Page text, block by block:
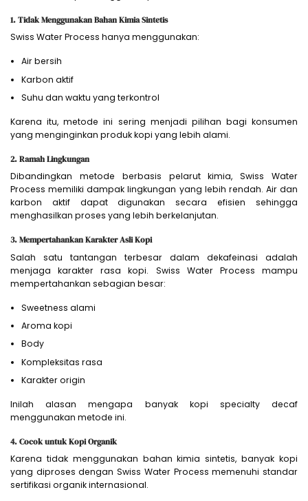
1. Tidak Menggunakan Bahan Kimia Sintetis
Swiss Water Process hanya menggunakan:
Air bersih
Karbon aktif
Suhu dan waktu yang terkontrol
Karena itu, metode ini sering menjadi pilihan bagi konsumen
yang menginginkan produk kopi yang lebih alami.
2. Ramah Lingkungan
Dibandingkan metode berbasis pelarut kimia, Swiss Water
Process memiliki dampak lingkungan yang lebih rendah. Air dan
karbon aktif dapat digunakan secara efisien sehingga
menghasilkan proses yang lebih berkelanjutan.
3. Mempertahankan Karakter Asli Kopi
Salah satu tantangan terbesar dalam dekafeinasi adalah
menjaga karakter rasa kopi. Swiss Water Process mampu
mempertahankan sebagian besar:
Sweetness alami
Aroma kopi
Body
Kompleksitas rasa
Karakter origin
Inilah alasan mengapa banyak kopi specialty decaf
menggunakan metode ini.
4. Cocok untuk Kopi Organik
Karena tidak menggunakan bahan kimia sintetis, banyak kopi
yang diproses dengan Swiss Water Process memenuhi standar
sertifikasi organik internasional.